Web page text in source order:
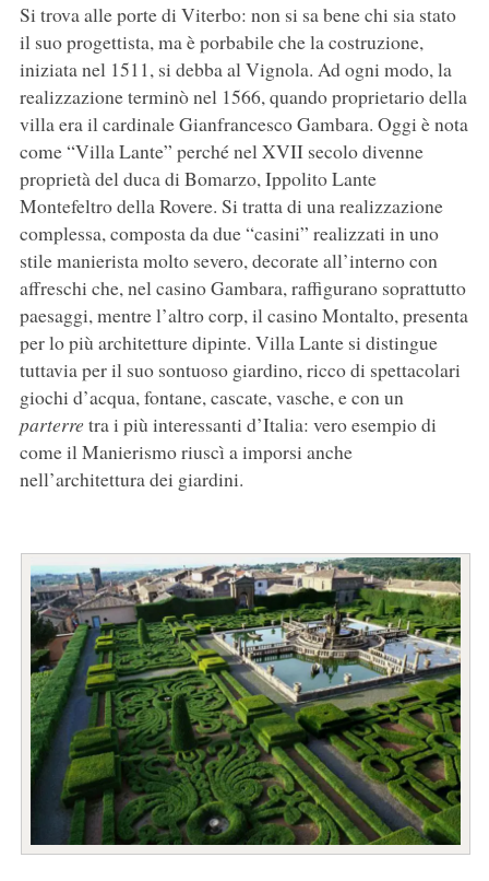
Si trova alle porte di Viterbo: non si sa bene chi sia stato
il suo progettista, ma è porbabile che la costruzione,
iniziata nel 1511, si debba al Vignola. Ad ogni modo, la
realizzazione terminò nel 1566, quando proprietario della
villa era il cardinale Gianfrancesco Gambara. Oggi è nota
come “Villa Lante” perché nel XVII secolo divenne
proprietà del duca di Bomarzo, Ippolito Lante
Montefeltro della Rovere. Si tratta di una realizzazione
complessa, composta da due “casini” realizzati in uno
stile manierista molto severo, decorate all’interno con
affreschi che, nel casino Gambara, raffigurano soprattutto
paesaggi, mentre l’altro corp, il casino Montalto, presenta
per lo più architetture dipinte. Villa Lante si distingue
tuttavia per il suo sontuoso giardino, ricco di spettacolari
giochi d’acqua, fontane, cascate, vasche, e con un
parterretra i più interessanti d’Italia: vero esempio di
come il Manierismo riuscì a imporsi anche
nell’architettura dei giardini.